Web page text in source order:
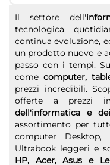
Il settore dell'
tecnologica,
continua evoluzione,
un prodotto nuovo e
passo con i tempi.
comecomputer,
prezzi incredibili.
offerte a prezzi
dell'informatica e
assortimento per
computer
Ultrabook leggeri e
HP, Acer, Asus e